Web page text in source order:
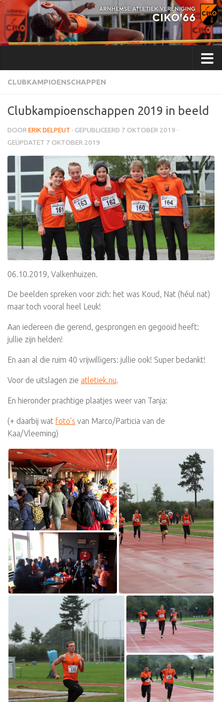
Doorgaan naar inhoud
CLUBKAMPIOENSCHAPPEN
Clubkampioenschappen 2019 in beeld
DOOR ERIK DELPEUT · GEPUBLICEERD 7 OKTOBER 2019 ·
GEÜPDATET 7 OKTOBER 2019
06.10.2019, Valkenhuizen.
De beelden spreken voor zich: het was Koud, Nat (héul nat)
maar toch vooral heel Leuk!
Aan iedereen die gerend, gesprongen en gegooid heeft:
jullie zijn helden!
En aan al die ruim 40 vrijwilligers: jullie ook! Super bedankt!
Voor de uitslagen zie atletiek.nu.
En hieronder prachtige plaatjes weer van Tanja:
(+ daarbij wat foto’s van Marco/Particia van de
Kaa/Vleeming)